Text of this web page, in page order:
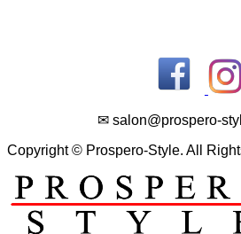
✉ salon@prospero-
Copyright © Prospero-Style. All